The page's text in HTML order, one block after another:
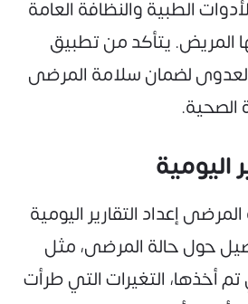
الطبية والنظافة العامة
المريض. يتأكد من تطبيق
لضمان سلامة المرضى
الصحية.
إعداد التقارير اليومية
حول حالة المرضى، مثل
تم أخذها، التغيرات التي طرأت